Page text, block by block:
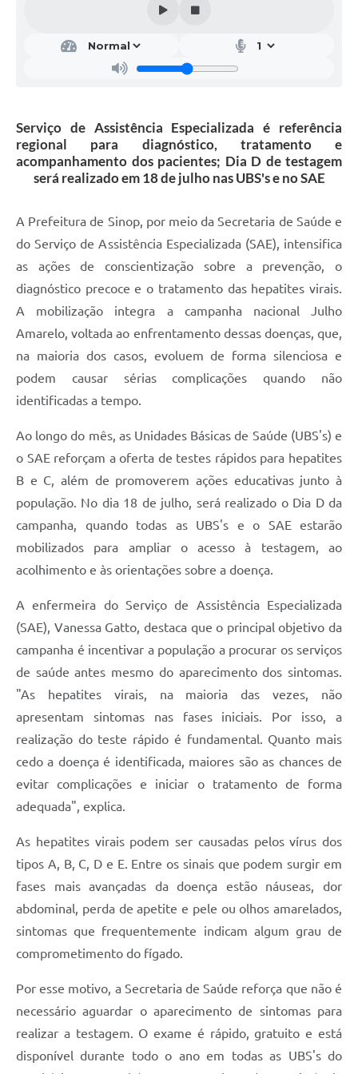
Serviço de Assistência Especializada é referência
regional para diagnóstico, tratamento e
acompanhamento dos pacientes; Dia D de testagem
será realizado em 18 de julho nas UBS's e no SAE
A Prefeitura de Sinop, por meio da Secretaria de Saúde e
do Serviço de Assistência Especializada (SAE), intensifica
as ações de conscientização sobre a prevenção, o
diagnóstico precoce e o tratamento das hepatites virais.
A mobilização integra a campanha nacional Julho
Amarelo, voltada ao enfrentamento dessas doenças, que,
na maioria dos casos, evoluem de forma silenciosa e
podem causar sérias complicações quando não
identificadas a tempo.
Ao longo do mês, as Unidades Básicas de Saúde (UBS's) e
o SAE reforçam a oferta de testes rápidos para hepatites
B e C, além de promoverem ações educativas junto à
população. No dia 18 de julho, será realizado o Dia D da
campanha, quando todas as UBS's e o SAE estarão
mobilizados para ampliar o acesso à testagem, ao
acolhimento e às orientações sobre a doença.
A enfermeira do Serviço de Assistência Especializada
(SAE), Vanessa Gatto, destaca que o principal objetivo da
campanha é incentivar a população a procurar os serviços
de saúde antes mesmo do aparecimento dos sintomas.
"As hepatites virais, na maioria das vezes, não
apresentam sintomas nas fases iniciais. Por isso, a
realização do teste rápido é fundamental. Quanto mais
cedo a doença é identificada, maiores são as chances de
evitar complicações e iniciar o tratamento de forma
adequada", explica.
As hepatites virais podem ser causadas pelos vírus dos
tipos A, B, C, D e E. Entre os sinais que podem surgir em
fases mais avançadas da doença estão náuseas, dor
abdominal, perda de apetite e pele ou olhos amarelados,
sintomas que frequentemente indicam algum grau de
comprometimento do fígado.
Por esse motivo, a Secretaria de Saúde reforça que não é
necessário aguardar o aparecimento de sintomas para
realizar a testagem. O exame é rápido, gratuito e está
disponível durante todo o ano em todas as UBS's do